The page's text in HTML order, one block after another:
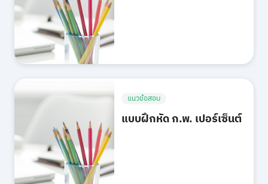
แนวข้อสอบ
แบบฝึกหัด ก.พ. เปอร์เซ็นต์